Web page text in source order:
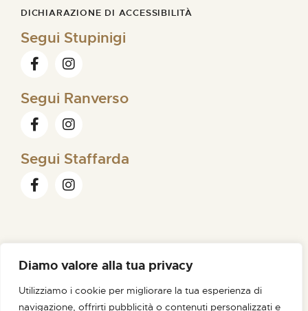
Diamo valore alla tua privacy
Utilizziamo i cookie per migliorare la tua esperienza di
navigazione, offrirti pubblicità o contenuti personalizzati e
DICHIARAZIONE DI ACCESSIBILITÀ
Segui Stupinigi
Segui Ranverso
Segui Staffarda